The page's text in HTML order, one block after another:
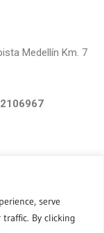
serve
By clicking
Medellín Km. 7